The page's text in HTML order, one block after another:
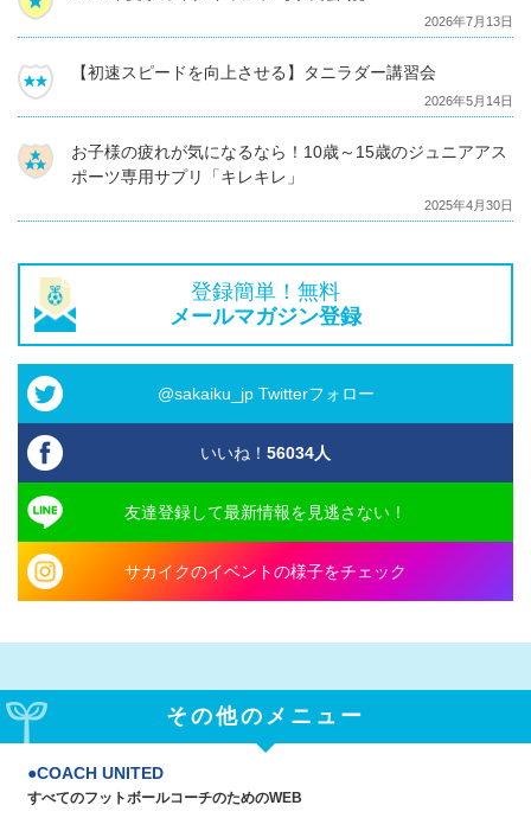
2026年7月13日
【初速スピードを向上させる】タニラダー講習会
2026年5月14日
お子様の疲れが気になるなら！10歳～15歳のジュニアアス
ポーツ専用サプリ「キレキレ」
2025年4月30日
登録簡単！無料
メールマガジン登録
@sakaiku_jp Twitterフォロー
いいね！ 56034人
友達登録して最新情報を見逃さない！
サカイクのイベントの様子をチェック
その他のメニュー
COACH UNITED
すべてのフットボールコーチのためのWEB